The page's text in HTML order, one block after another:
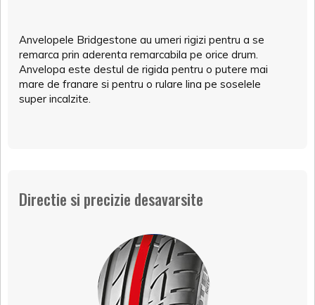
Anvelopele Bridgestone au umeri rigizi pentru a se
remarca prin aderenta remarcabila pe orice drum.
Anvelopa este destul de rigida pentru o putere mai
mare de franare si pentru o rulare lina pe soselele
super incalzite.
Directie si precizie desavarsite